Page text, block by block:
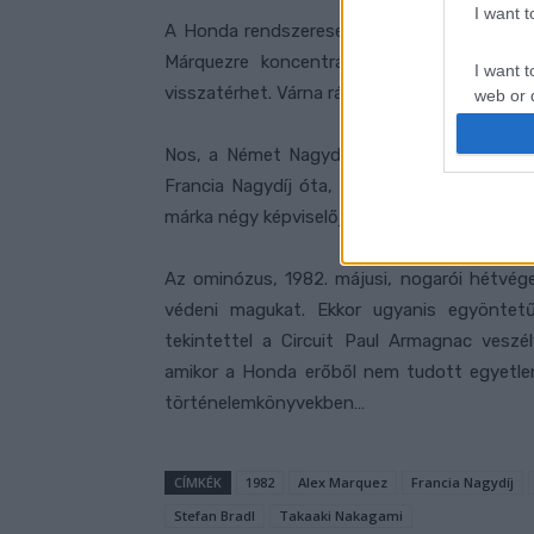
I want
I want
web or
I want
or app.
I want
I want
A Honda rendszeresen megkapja
Márquezre koncentrál. Nem véletlenül
visszatérhet. Várna rá ugyanis rengeteg
Nos, a Német Nagydíj további táptalajt
Francia Nagydíj óta, vagyis immár
márka négy képviselőjéből három kiesett, a
Az ominózus, 1982. májusi, nogarói
védeni magukat. Ekkor ugyanis
tekintettel a Circuit Paul Armagnac
amikor a Honda erőből nem tudott
történelemkönyvekben…
CÍMKÉK 1982 Alex Marquez Francia Nagydíj
Stefan Bradl
Takaaki Nakagami